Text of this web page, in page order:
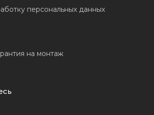
персональных данных
на монтаж